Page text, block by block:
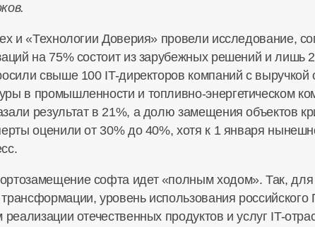
и «Технологии Доверия» провели исследование,
на 75% состоит из зарубежных решений и лишь
свыше 100 IT-директоров компаний с
в промышленности и топливно-энергетическом
результат в 21%, а долю замещения объектов
оценили от 30% до 40%, хотя к 1 января
софта идет «полным ходом». Так, для
уровень использования
отечественных продуктов и услуг IT-